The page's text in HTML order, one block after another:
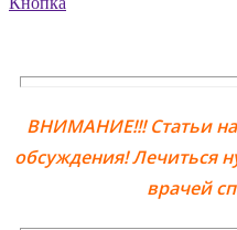
ВНИМАНИЕ!!! Статьи
обсуждения! Лечиться
врачей